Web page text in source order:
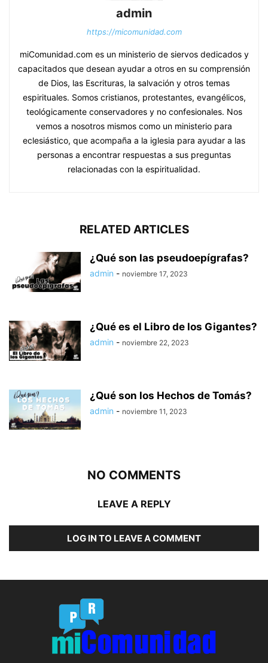
admin
https://micomunidad.com
miComunidad.com es un ministerio de siervos dedicados y
capacitados que desean ayudar a otros en su comprensión
de Dios, las Escrituras, la salvación y otros temas
espirituales. Somos cristianos, protestantes, evangélicos,
teológicamente conservadores y no confesionales. Nos
vemos a nosotros mismos como un ministerio para
eclesiástico, que acompaña a la iglesia para ayudar a las
personas a encontrar respuestas a sus preguntas
relacionadas con la espiritualidad.
RELATED ARTICLES
¿Qué son las pseudoepígrafas?
admin - noviembre 17, 2023
¿Qué es el Libro de los Gigantes?
admin - noviembre 22, 2023
¿Qué son los Hechos de Tomás?
admin - noviembre 11, 2023
NO COMMENTS
LEAVE A REPLY
LOG IN TO LEAVE A COMMENT